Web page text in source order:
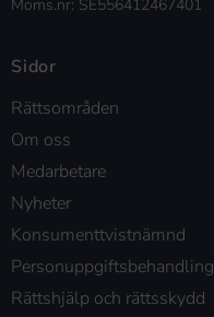
Moms.nr: SE556412467401
Sidor
Rättsområden
Om oss
Medarbetare
Nyheter
Konsumenttvistnämnd
Personuppgiftsbehandling
Rättshjälp och rättsskydd